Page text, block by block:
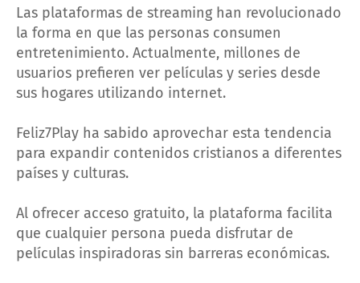
Las plataformas de streaming han revolucionado
la forma en que las personas consumen
entretenimiento. Actualmente, millones de
usuarios prefieren ver películas y series desde
sus hogares utilizando internet.
Feliz7Play ha sabido aprovechar esta tendencia
para expandir contenidos cristianos a diferentes
países y culturas.
Al ofrecer acceso gratuito, la plataforma facilita
que cualquier persona pueda disfrutar de
películas inspiradoras sin barreras económicas.